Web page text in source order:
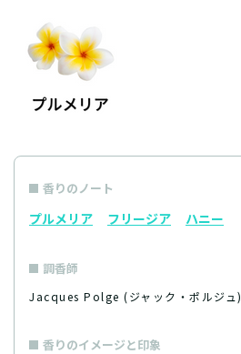
香りのノート
プルメリア フリージア ハニー
調香師
Jacques Polge (ジャック・ポルジュ)
香りのイメージと印象